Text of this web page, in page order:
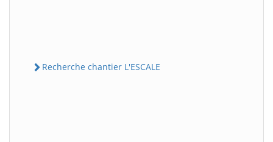
Recherche chantier L'ESCALE